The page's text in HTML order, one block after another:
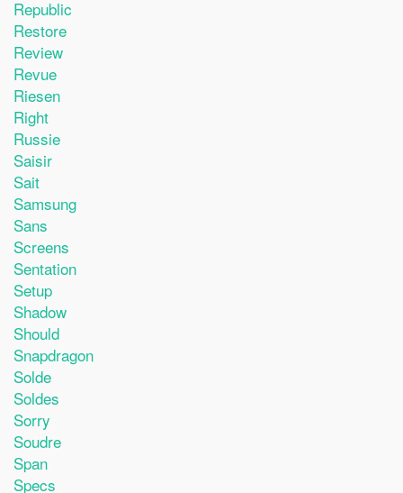
Republic
Restore
Review
Revue
Riesen
Right
Russie
Saisir
Sait
Samsung
Sans
Screens
Sentation
Setup
Shadow
Should
Snapdragon
Solde
Soldes
Sorry
Soudre
Span
Specs